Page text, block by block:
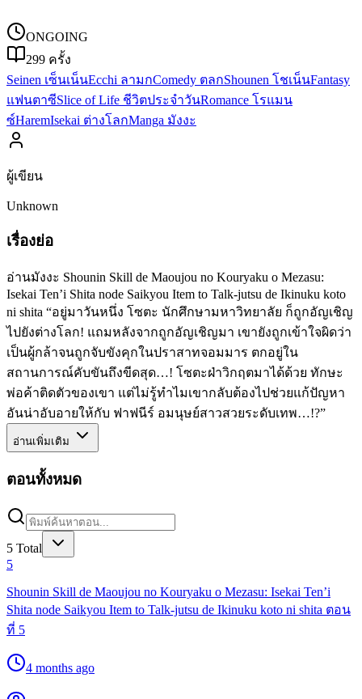
ONGOING
299 ครั้ง
Seinen เซ็นเน็นEcchi ลามกComedy ตลกShounen โชเน็นFantasy
แฟนตาซีSlice of Life ชีวิตประจำวันRomance โรแมน
ซ์HaremIsekai ต่างโลกManga มังงะ
ผู้เขียน
Unknown
เรื่องย่อ
อ่านมังงะ Shounin Skill de Maoujou no Kouryaku o Mezasu:
Isekai Ten’i Shita node Saikyou Item to Talk-jutsu de Ikinuku koto
ni shita “อยู่มาวันหนึ่ง โซตะ นักศึกษามหาวิทยาลัย ก็ถูกอัญเชิญ
ไปยังต่างโลก! แถมหลังจากถูกอัญเชิญมา เขายังถูกเข้าใจผิดว่า
เป็นผู้กล้าจนถูกจับขังคุกในปราสาทจอมมาร ตกอยู่ใน
สถานการณ์คับขันถึงขีดสุด…! โซตะฝ่าวิกฤตมาได้ด้วย ทักษะ
พ่อค้าติดตัวของเขา แต่ไม่รู้ทำไมเขากลับต้องไปช่วยแก้ปัญหา
อันน่าอับอายให้กับ ฟาฟนีร์ อมนุษย์สาวสวยระดับเทพ…!?”
อ่านเพิ่มเติม
ตอนทั้งหมด
5 Total
5
Shounin Skill de Maoujou no Kouryaku o Mezasu: Isekai Ten’i
Shita node Saikyou Item to Talk-jutsu de Ikinuku koto ni shita ตอน
ที่ 5
4 months ago